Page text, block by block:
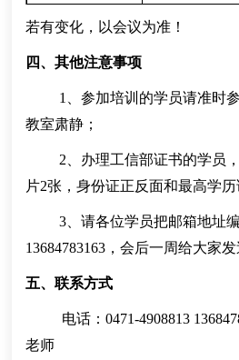
若有变化，以会议为准！
四、其他注意事项
1、参加培训的学员请准时
教室肃静 ；
2、办理工信部证书的学员
片2张 ，身份证正反面和最高学
3、请各位学员把邮箱地址
13684783163，会后一周给大家
五、联系方式
电话：0471-4908813
老师